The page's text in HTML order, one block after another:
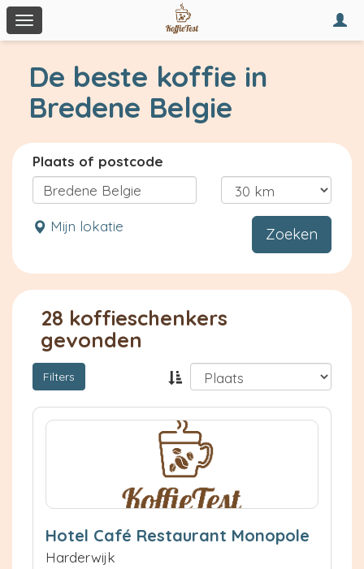
Toggle
navigation
De beste koffie in
Bredene Belgie
Plaats of postcode
Mijn lokatie Zoeken
28 koffieschenkers
gevonden
Filters
Hotel Café Restaurant Monopole
Harderwijk